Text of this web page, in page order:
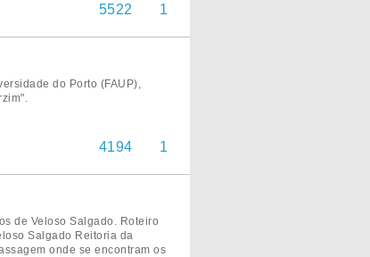
5522 1
do Porto (FAUP),
4194 1
de Veloso Salgado. Roteiro
Salgado Reitoria da
onde se encontram os